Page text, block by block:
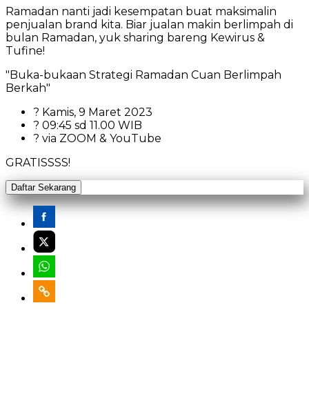
Ramadan nanti jadi kesempatan buat maksimalin
penjualan brand kita. Biar jualan makin berlimpah di
bulan Ramadan, yuk sharing bareng Kewirus &
Tufine!
"Buka-bukaan Strategi Ramadan Cuan Berlimpah
Berkah"
?️ Kamis, 9 Maret 2023
? 09:45 sd 11.00 WIB
? via ZOOM & YouTube
GRATISSSS!
Daftar Sekarang